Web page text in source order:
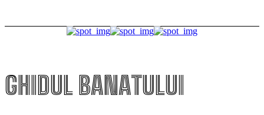
GHIDUL BANATULUI